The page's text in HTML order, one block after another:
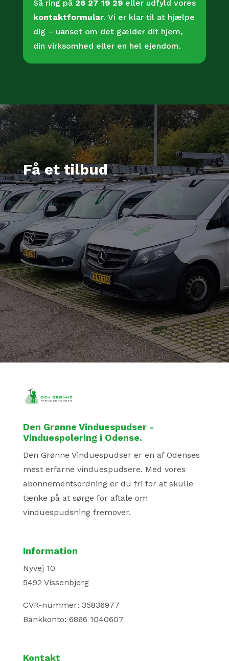
Så ring på 26 27 19 29eller udfyld vores
kontaktformular. Vi er klar til at hjælpe
dig – uanset om det gælder dit hjem,
din virksomhed eller en hel ejendom.
Få et tilbud
Den Grønne Vinduespudser -
Vinduespolering i Odense.
Den Grønne Vinduespudser er en af Odenses
mest erfarne vinduespudsere. Med vores
abonnementsordning er du fri for at skulle
tænke på at sørge for aftale om
vinduespudsning fremover.
Information
Nyvej 10
5492 Vissenbjerg
CVR-nummer: 35836977
Bankkonto: 6866 1040607
Kontakt